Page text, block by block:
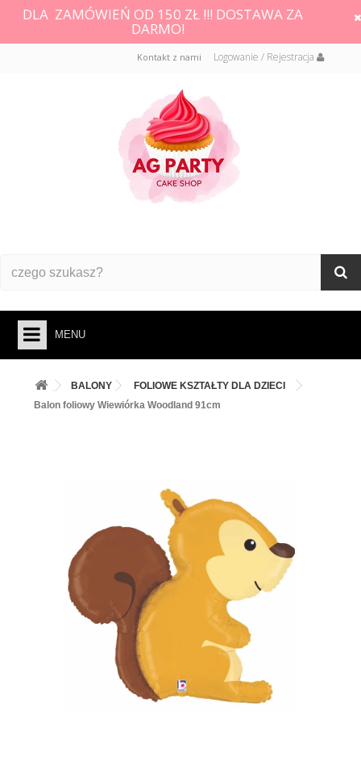
DLA ZAMÓWIEŃ OD 150 ZŁ !!! DOSTAWA ZA
DARMO!
Logowanie / Rejestracja
Kontakt z nami
MENU
PIECZENIE
UROCZYSTOŚCI
PODKŁADY /PRZEKŁADKI/WSPORNIKI/BANKETÓWKI
BALONY
FOLIOWE KSZTAŁTY DLA DZIECI
Balon foliowy Wiewiórka Woodland 91cm